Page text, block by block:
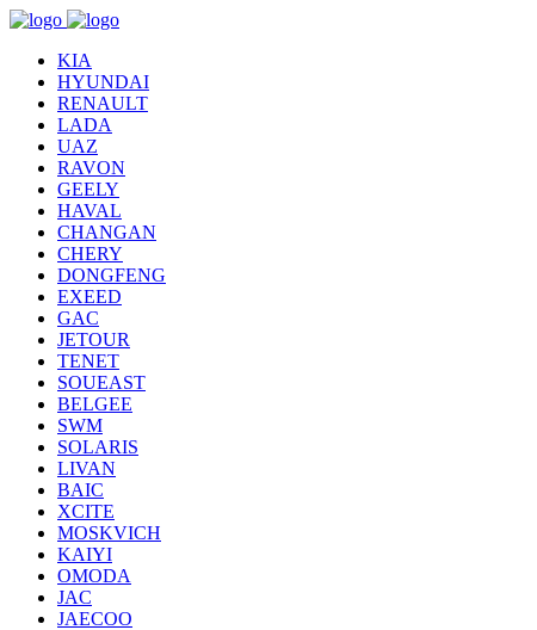
KIA
HYUNDAI
RENAULT
LADA
UAZ
RAVON
GEELY
HAVAL
CHANGAN
CHERY
DONGFENG
EXEED
GAC
JETOUR
TENET
SOUEAST
BELGEE
SWM
SOLARIS
LIVAN
BAIC
XCITE
MOSKVICH
KAIYI
OMODA
JAC
JAECOO